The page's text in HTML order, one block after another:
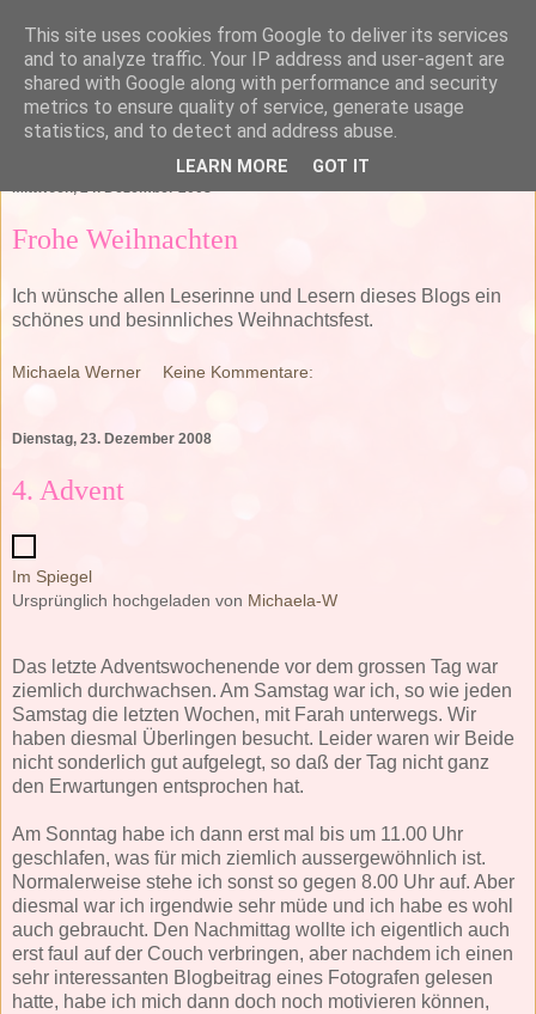
Mittwoch, 24. Dezember 2008
Frohe Weihnachten
Ich wünsche allen Leserinne und Lesern dieses Blogs ein
schönes und besinnliches Weihnachtsfest.
Michaela Werner Keine Kommentare:
Dienstag, 23. Dezember 2008
4. Advent
Im Spiegel
Ursprünglich hochgeladen von Michaela-W
Das letzte Adventswochenende vor dem grossen Tag war
ziemlich durchwachsen. Am Samstag war ich, so wie jeden
Samstag die letzten Wochen, mit Farah unterwegs. Wir
haben diesmal Überlingen besucht. Leider waren wir Beide
nicht sonderlich gut aufgelegt, so daß der Tag nicht ganz
den Erwartungen entsprochen hat.
Am Sonntag habe ich dann erst mal bis um 11.00 Uhr
geschlafen, was für mich ziemlich aussergewöhnlich ist.
Normalerweise stehe ich sonst so gegen 8.00 Uhr auf. Aber
diesmal war ich irgendwie sehr müde und ich habe es wohl
auch gebraucht. Den Nachmittag wollte ich eigentlich auch
erst faul auf der Couch verbringen, aber nachdem ich einen
sehr interessanten Blogbeitrag eines Fotografen gelesen
hatte, habe ich mich dann doch noch motivieren können,
This site uses cookies from Google to deliver its services
and to analyze traffic. Your IP address and user-agent are
shared with Google along with performance and security
metrics to ensure quality of service, generate usage
statistics, and to detect and address abuse.
LEARN MORE GOT IT